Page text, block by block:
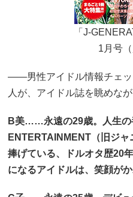
「J-
1月号（
――男性アイドル情報チェッ
人が、アイドル誌を眺めな
B美……永遠の29歳。人生の
ENTERTAINMENT（旧ジ
捧げている、ドルオタ歴20
になるアイドルは、笑顔がか